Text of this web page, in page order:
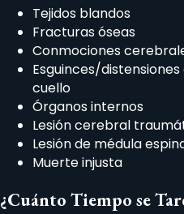
Tejidos blandos
Fracturas óseas
Conmociones
Esguinces/
cuello
Órganos internos
Lesión cerebral
Lesión de médula
Muerte injusta
¿Cuánto Tiempo se